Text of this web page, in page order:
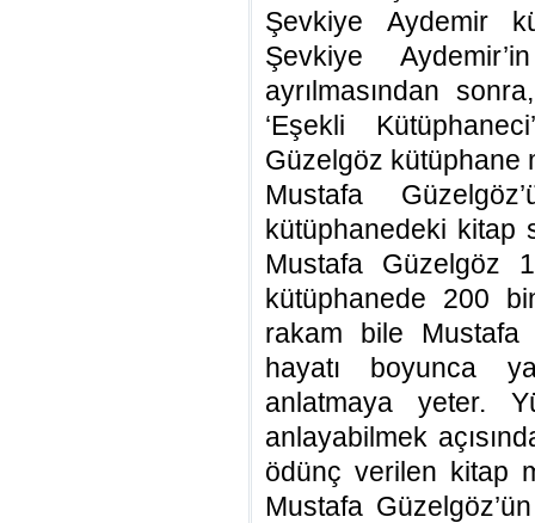
Şevkiye Aydemir
Şevkiye
ayrılmasından
‘Eşekli
Güzelgöz kütüphane
Mustafa
kütüphanedeki kitap
Mustafa Güzelgöz
kütüphanede 200
rakam bile Mustafa
hayatı boyunca
anlatmaya yeter.
anlayabilmek
ödünç verilen kitap
Mustafa